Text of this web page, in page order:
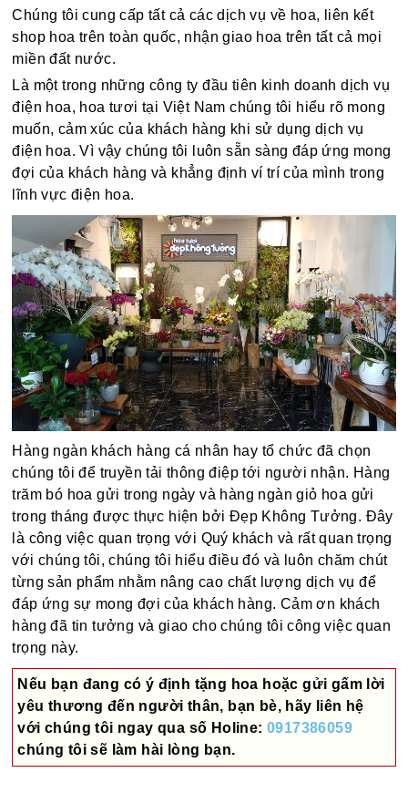
Chúng tôi cung cấp tất cả các dịch vụ về hoa, liên kết
shop hoa trên toàn quốc, nhận giao hoa trên tất cả mọi
miền đất nước.
Là một trong những công ty đầu tiên kinh doanh dịch vụ
điện hoa, hoa tươi tại Việt Nam chúng tôi hiểu rõ mong
muốn, cảm xúc của khách hàng khi sử dụng dịch vụ
điện hoa. Vì vậy chúng tôi luôn sẵn sàng đáp ứng mong
đợi của khách hàng và khẳng định ví trí của mình trong
lĩnh vực điện hoa.
Hàng ngàn khách hàng cá nhân hay tổ chức đã chọn
chúng tôi để truyền tải thông điệp tới người nhận. Hàng
trăm bó hoa gửi trong ngày và hàng ngàn giỏ hoa gửi
trong tháng được thực hiện bởi Đẹp Không Tưởng. Đây
là công việc quan trọng với Quý khách và rất quan trọng
với chúng tôi, chúng tôi hiểu điều đó và luôn chăm chút
từng sản phẩm nhằm nâng cao chất lượng dịch vụ để
đáp ứng sự mong đợi của khách hàng. Cảm ơn khách
hàng đã tin tưởng và giao cho chúng tôi công việc quan
trọng này.
Nếu bạn đang có ý định tặng hoa hoặc gửi gấm lời
yêu thương đến người thân, bạn bè, hãy liên hệ
với chúng tôi ngay qua số Holine:0917386059
chúng tôi sẽ làm hài lòng bạn.